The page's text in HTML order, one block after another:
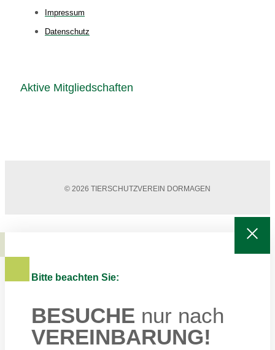
Impressum
Datenschutz
Aktive Mitgliedschaften
© 2026 TIERSCHUTZVEREIN DORMAGEN
Bitte beachten Sie:
BESUCHE nur nach
VEREINBARUNG!